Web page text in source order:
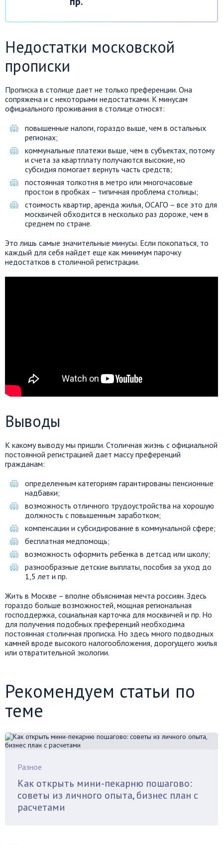
Недостатки московской
прописки
Прописка в столице дает не только преференции. Она
сопряжена и с некоторыми недостатками. К минусам
официального проживания в столице относят:
повышенные налоги, гораздо выше, чем в остальных
регионах;
коммунальные платежи выше, чем в субъектах, потому
и счета за квартплату получаются высокие, но
субсидия помогает вернуть часть средств;
постоянная толкотня в метро или многочасовые
простои в пробках – типичная проблема столицы;
стоимость квартир, аренда жилья, ОСАГО – все это для
москвичей обходится в несколько раз дороже, чем в
среднем по стране.
Это лишь самые значительные минусы. Если покопаться, то
каждый для себя найдет еще как минимум парочку
недостатков в столичной регистрации.
Выводы
К какому выводу мы пришли. Столичная жизнь с официальной
постоянной регистрацией дает массу преференций
гражданам:
определенным категориям гарантированы пенсионные
надбавки;
возможность отличного трудоустройства на хорошую
должность с повышенным заработком;
компенсации и субсидирование в коммунальной сфере;
бесплатная медпомощь;
возможность оформить ребенка в детсад или школу;
разнообразные детские выплаты, пособия за уход до
1,5 лет и пр.
Жить в Москве – вполне объяснимая мечта россиян. Здесь
гораздо больше возможностей, мощная региональная
господдержка, социальная карточка для москвичей и пр. Но
для получения подобных преференций необходима
постоянная столичная прописка. Но здесь много подводных
камней вроде высокого налогообложения, дорогущего жилья
или отвратительной экологии.
Рекомендуем статьи по
теме
Разное
Как открыть мини-пекарню пошагово:
советы из личного опыта, бизнес план с
расчетами